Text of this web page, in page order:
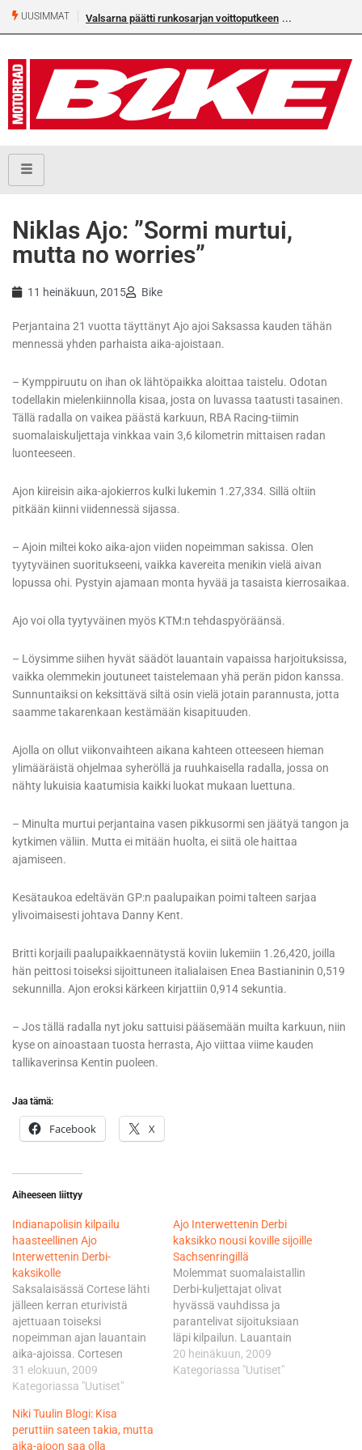
UUSIMMAT Valsarna päätti runkosarjan voittoputkeen
Niklas Ajo: ”Sormi murtui,
mutta no worries”
11 heinäkuun, 2015 Bike
Perjantaina 21 vuotta täyttänyt Ajo ajoi Saksassa kauden tähän
mennessä yhden parhaista aika-ajoistaan.
– Kymppiruutu on ihan ok lähtöpaikka aloittaa taistelu. Odotan
todellakin mielenkiinnolla kisaa, josta on luvassa taatusti tasainen.
Tällä radalla on vaikea päästä karkuun, RBA Racing-tiimin
suomalaiskuljettaja vinkkaa vain 3,6 kilometrin mittaisen radan
luonteeseen.
Ajon kiireisin aika-ajokierros kulki lukemin 1.27,334. Sillä oltiin
pitkään kiinni viidennessä sijassa.
– Ajoin miltei koko aika-ajon viiden nopeimman sakissa. Olen
tyytyväinen suoritukseeni, vaikka kavereita menikin vielä aivan
lopussa ohi. Pystyin ajamaan monta hyvää ja tasaista kierrosaikaa.
Ajo voi olla tyytyväinen myös KTM:n tehdaspyöräänsä.
– Löysimme siihen hyvät säädöt lauantain vapaissa harjoituksissa,
vaikka olemmekin joutuneet taistelemaan yhä perän pidon kanssa.
Sunnuntaiksi on keksittävä siltä osin vielä jotain parannusta, jotta
saamme takarenkaan kestämään kisapituuden.
Ajolla on ollut viikonvaihteen aikana kahteen otteeseen hieman
ylimääräistä ohjelmaa syheröllä ja ruuhkaisella radalla, jossa on
nähty lukuisia kaatumisia kaikki luokat mukaan luettuna.
– Minulta murtui perjantaina vasen pikkusormi sen jäätyä tangon ja
kytkimen väliin. Mutta ei mitään huolta, ei siitä ole haittaa
ajamiseen.
Kesätaukoa edeltävän GP:n paalupaikan poimi talteen sarjaa
ylivoimaisesti johtava Danny Kent.
Britti korjaili paalupaikkaennätystä koviin lukemiin 1.26,420, joilla
hän peittosi toiseksi sijoittuneen italialaisen Enea Bastianinin 0,519
sekunnilla. Ajon eroksi kärkeen kirjattiin 0,914 sekuntia.
– Jos tällä radalla nyt joku sattuisi pääsemään muilta karkuun, niin
kyse on ainoastaan tuosta herrasta, Ajo viittaa viime kauden
tallikaverinsa Kentin puoleen.
Jaa tämä:
Facebook X
Aiheeseen liittyy
Indianapolisin kilpailu
haasteellinen Ajo
Interwettenin Derbi-
kaksikolle
Saksalaisässä Cortese lähti
jälleen kerran eturivistä
ajettuaan toiseksi
nopeimman ajan lauantain
aika-ajoissa. Cortesen
kilpailu ei kuitenkaan alkanut
toivotusti, kun hän liukui ulos
ensimmäisen kierroksen
lopulla. Kaatumisen jälkeen
31 elokuun, 2009
Kategoriassa "Uutiset"
Ajo Interwettenin Derbi
kaksikko nousi koville sijoille
Sachsenringillä
Molemmat suomalaistallin
Derbi-kuljettajat olivat
hyvässä vauhdissa ja
parantelivat sijoituksiaan
läpi kilpailun. Lauantain
sateiden jälkeen vielä aamun
Warm-Upin olosuhteet olivat
20 heinäkuun, 2009
Kategoriassa "Uutiset"
Niki Tuulin Blogi: Kisa
peruttiin sateen takia, mutta
aika-ajoon saa olla